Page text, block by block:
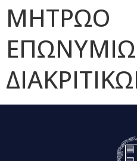
ΜΗΤΡΩΟ